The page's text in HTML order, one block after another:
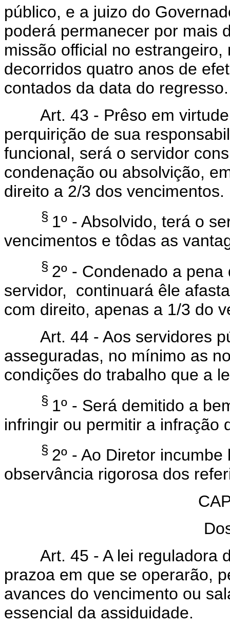
público, e a juizo do
poderá permanecer por mais
missão official no
decorridos quatro anos de
contados da data do regresso.
Art. 43 - Prêso em virtude
perquirição de sua
funcional, será o servidor
condenação ou absolvição,
direito a 2/3 dos vencimentos.
§ 1º - Absolvido, terá o
vencimentos e tôdas as
§ 2º - Condenado a
servidor, continuará êle
com direito, apenas a 1/3 do
Art. 44 - Aos servidores
asseguradas, no mínimo as
condições do trabalho que a
§ 1º - Será demitido a
infringir ou permitir a infração
§ 2º - Ao Diretor
observância rigorosa dos
Art. 45 - A lei reguladora
prazoa em que se operarão,
avances do vencimento ou
essencial da assiduidade.